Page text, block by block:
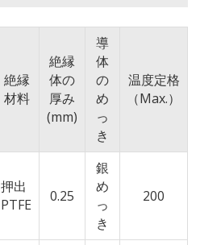
絶縁
材料
絶縁
体の
厚み
(mm)
導
体
の
め
っ
き
温度定格
（Max.）
押出
PTFE
0.25
銀
め
っ
き
200